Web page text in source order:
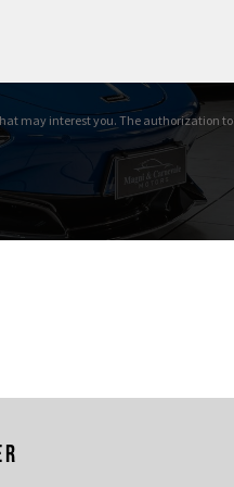
may interest you. The authorization to